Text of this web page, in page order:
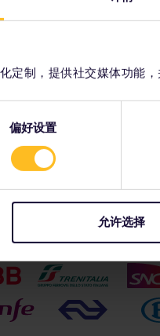
定制，提供社交媒体功能，
偏好设置
允许选择
年通票或老年人通票一起添
了解欧洲列车的相关信息
我们的合作伙